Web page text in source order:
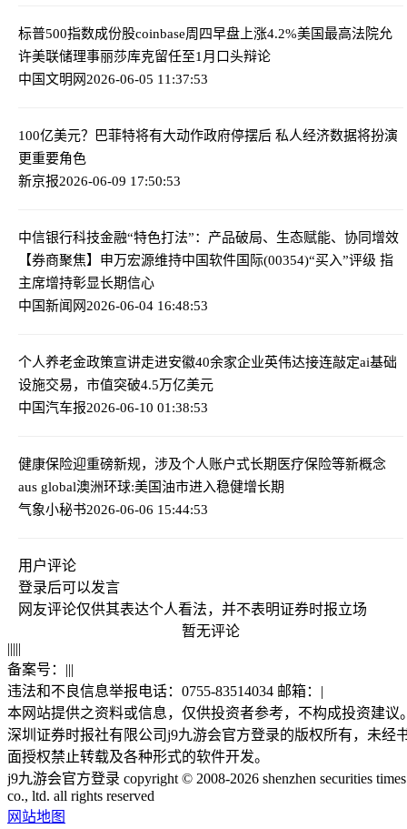
标普500指数成份股coinbase周四早盘上涨4.2%美国最高法院允
许美联储理事丽莎库克留任至1月口头辩论
中国文明网2026-06-05 11:37:53
100亿美元？巴菲特将有大动作政府停摆后 私人经济数据将扮演
更重要角色
新京报2026-06-09 17:50:53
中信银行科技金融“特色打法”：产品破局、生态赋能、协同增效
【券商聚焦】申万宏源维持中国软件国际(00354)“买入”评级 指
主席增持彰显长期信心
中国新闻网2026-06-04 16:48:53
个人养老金政策宣讲走进安徽40余家企业英伟达接连敲定ai基础
设施交易，市值突破4.5万亿美元
中国汽车报2026-06-10 01:38:53
健康保险迎重磅新规，涉及个人账户式长期医疗保险等新概念
aus global澳洲环球:美国油市进入稳健增长期
气象小秘书2026-06-06 15:44:53
用户评论
登录后可以发言
网友评论仅供其表达个人看法，并不表明证券时报立场
暂无评论
|||||
备案号： |||
违法和不良信息举报电话：0755-83514034 邮箱： |
本网站提供之资料或信息，仅供投资者参考，不构成投资建议
深圳证券时报社有限公司j9九游会官方登录的版权所有，未经
面授权禁止转载及各种形式的软件开发。
j9九游会官方登录 copyright © 2008-2026 shenzhen securities times
co., ltd. all rights reserved
网站地图